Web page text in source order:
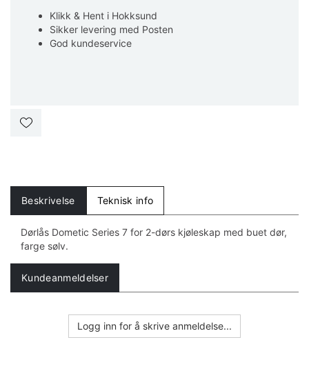
Klikk & Hent i Hokksund
Sikker levering med Posten
God kundeservice
Beskrivelse Teknisk info
Dørlås Dometic Series 7 for 2-dørs kjøleskap med buet dør,
farge sølv.
Kundeanmeldelser
Logg inn for å skrive anmeldelse...